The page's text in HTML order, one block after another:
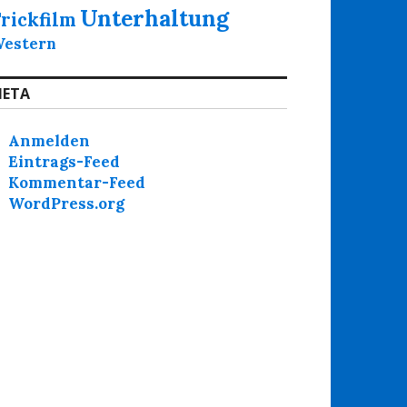
Unterhaltung
Anmelden
Eintrags-Feed
Kommentar-Feed
WordPress.org